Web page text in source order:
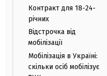
Контракт для 18-24-
річних
Відстрочка від
мобілізації
Мобілізація в Україні:
скільки осіб мобілізує